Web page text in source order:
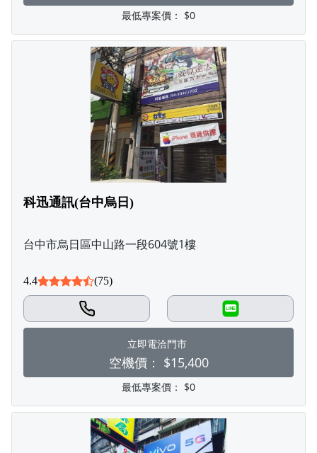
最低專案價： $0
科迅通訊(台中烏日)
台中市烏日區中山路一段604號1樓
4.4 (75)
LINE
立即電洽門市
空機價： $15,400
最低專案價： $0